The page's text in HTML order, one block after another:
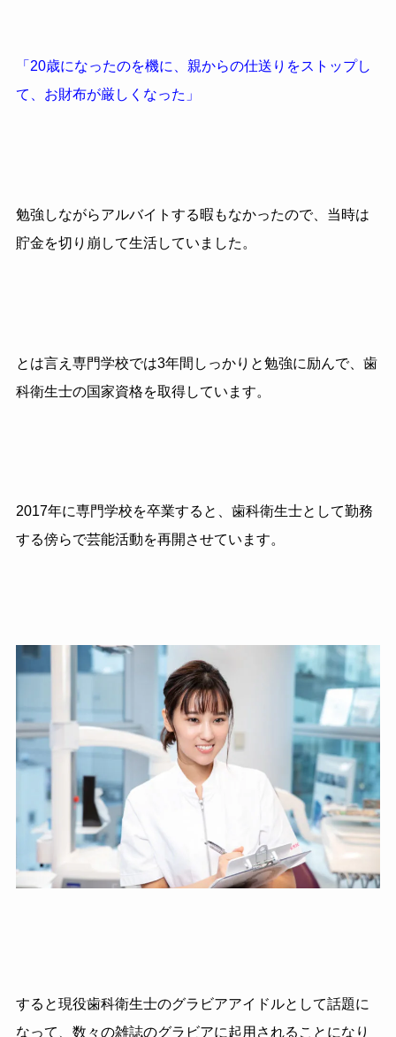
「20歳になったのを機に、親からの仕送りをストップし
て、お財布が厳しくなった」
勉強しながらアルバイトする暇もなかったので、当時は
貯金を切り崩して生活していました。
とは言え専門学校では3年間しっかりと勉強に励んで、歯
科衛生士の国家資格を取得しています。
2017年に専門学校を卒業すると、歯科衛生士として勤務
する傍らで芸能活動を再開させています。
すると現役歯科衛生士のグラビアアイドルとして話題に
なって、数々の雑誌のグラビアに起用されることになり